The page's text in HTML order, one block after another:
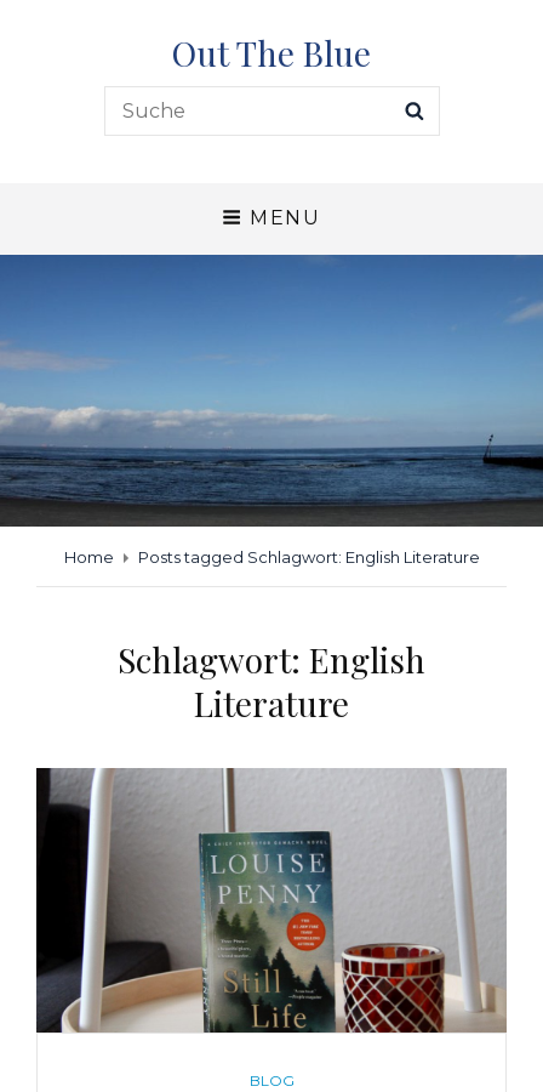
Out The Blue
Search
for:
MENU
Home Posts tagged Schlagwort: English Literature
Schlagwort: English
Literature
CATEGORIES
BLOG